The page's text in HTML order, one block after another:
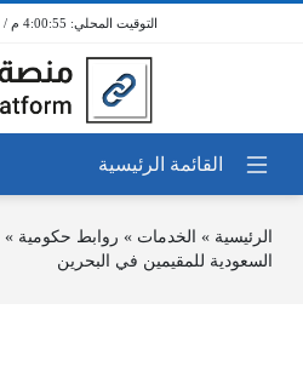
4:00:55 م / 9 أغسطس 2026
الرئيسية » الخدمات » روابط حكومية »
السعودية للمقيمين في البحرين